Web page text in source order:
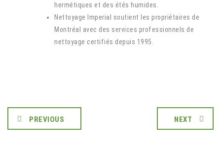
hermétiques et des étés humides.
Nettoyage Imperial soutient les propriétaires de
Montréal avec des services professionnels de
nettoyage certifiés depuis 1995.
PREVIOUS NEXT